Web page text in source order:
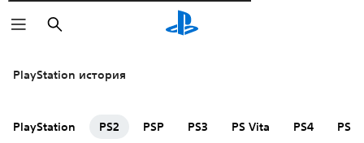
Търсене
PlayStation история
PlayStation PS2 PSP PS3 PS Vita PS4 PS